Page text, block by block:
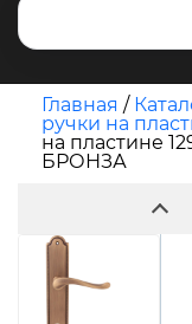
Главная /
ручки на
на пластине
БРОНЗА